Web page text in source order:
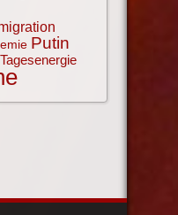
Putin
Tagesenergie